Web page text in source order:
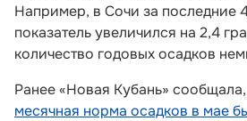
Например, в Сочи за последние
показатель увеличился на 2,4
количество годовых осадков
Ранее «Новая Кубань» сообщала,
месячная норма осадков в мае